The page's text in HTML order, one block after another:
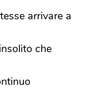
arrivare a
che